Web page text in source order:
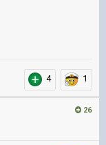
4 1
26